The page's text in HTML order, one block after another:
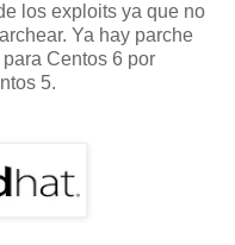
los exploits ya que no
Ya hay parche
Centos 6 por
5.